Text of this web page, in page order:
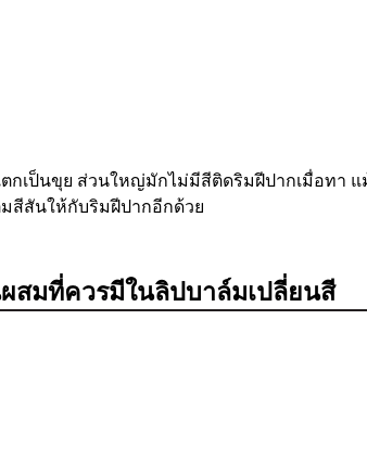
เป็นขุย ส่วนใหญ่มักไม่มีสีติดริมฝีปากเมื่อทา
สีสันให้กับริมฝีปากอีกด้วย
สมที่ควรมีในลิปบาล์มเปลี่ยนสี